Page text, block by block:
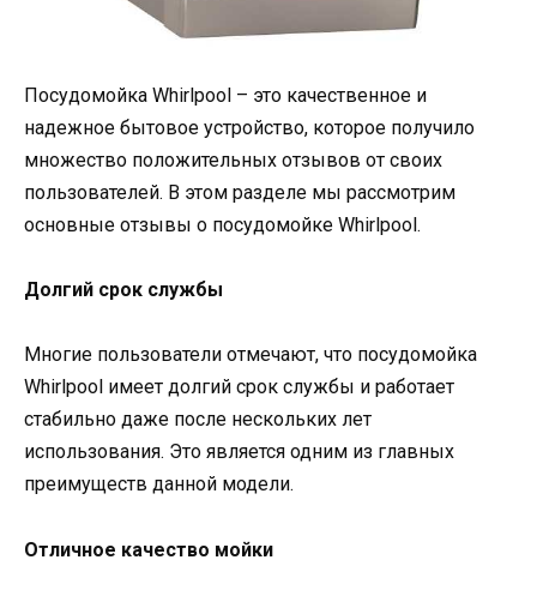
Посудомойка Whirlpool – это качественное и
надежное бытовое устройство, которое получило
множество положительных отзывов от своих
пользователей. В этом разделе мы рассмотрим
основные отзывы о посудомойке Whirlpool.
Долгий срок службы
Многие пользователи отмечают, что посудомойка
Whirlpool имеет долгий срок службы и работает
стабильно даже после нескольких лет
использования. Это является одним из главных
преимуществ данной модели.
Отличное качество мойки